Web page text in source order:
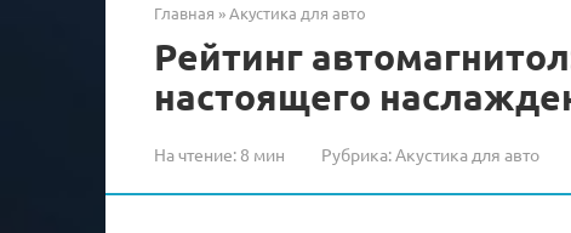
Главная »Акустика для авто
Рейтинг
настоящего
На чтение: 8 мин Рубрика:Акустика для авто